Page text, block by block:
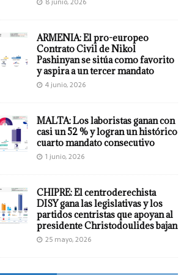
ARMENIA: El pro-europeo
Contrato Civil de Nikol
Pashinyan se sitúa como favorito
y aspira a un tercer mandato
4 junio, 2026
MALTA: Los laboristas ganan con
casi un 52 % y logran un histórico
cuarto mandato consecutivo
1 junio, 2026
CHIPRE: El centroderechista
DISY gana las legislativas y los
partidos centristas que apoyan al
presidente Christodoulides bajan
25 mayo, 2026